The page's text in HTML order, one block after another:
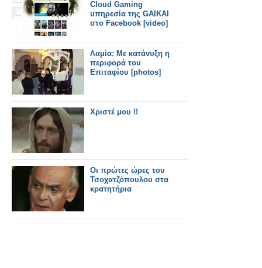
Cloud Gaming
υπηρεσία της GAIKAI
στο Facebook [video]
Λαμία: Με κατάνυξη η
περιφορά του
Επιταφίου [photos]
Xριστέ μου !!
Οι πρώτες ώρες του
Τσοχατζόπουλου στα
κρατητήρια